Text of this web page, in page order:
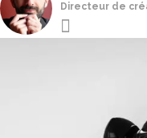
Directeur de